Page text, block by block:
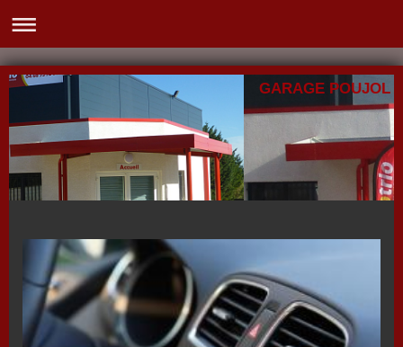
GARAGE POUJOL